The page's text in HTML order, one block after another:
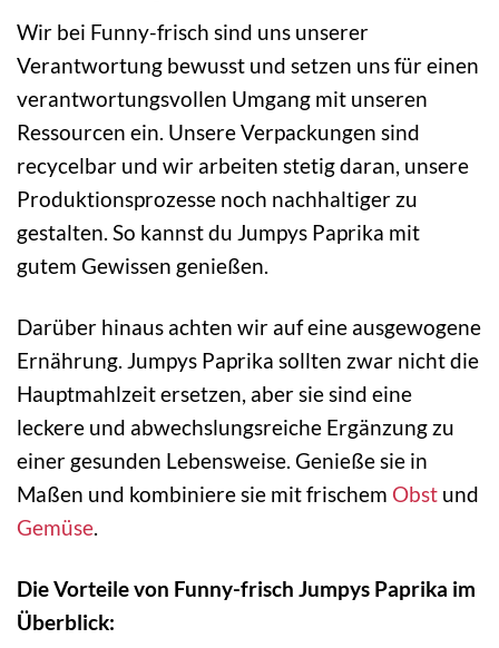
Wir bei Funny-frisch sind uns unserer
Verantwortung bewusst und setzen uns für einen
verantwortungsvollen Umgang mit unseren
Ressourcen ein. Unsere Verpackungen sind
recycelbar und wir arbeiten stetig daran, unsere
Produktionsprozesse noch nachhaltiger zu
gestalten. So kannst du Jumpys Paprika mit
gutem Gewissen genießen.
Darüber hinaus achten wir auf eine ausgewogene
Ernährung. Jumpys Paprika sollten zwar nicht die
Hauptmahlzeit ersetzen, aber sie sind eine
leckere und abwechslungsreiche Ergänzung zu
einer gesunden Lebensweise. Genieße sie in
Maßen und kombiniere sie mit frischem Obst und
Gemüse.
Die Vorteile von Funny-frisch Jumpys Paprika im
Überblick: